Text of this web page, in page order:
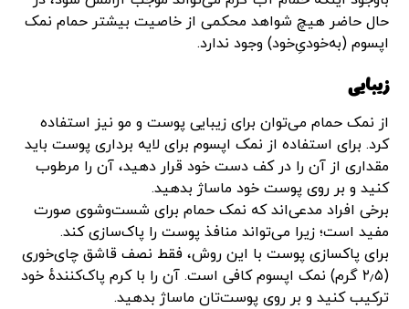
حال حاضر هیچ شواهد محکمی از خاصیت بیشتر حمام نمک
اپسوم (به‌خودیِ‌خود) وجود ندارد.
زیبایی
از نمک حمام می‌توان برای زیبایی پوست و مو نیز استفاده
کرد. برای استفاده از نمک اپسوم برای لایه برداری پوست باید
مقداری از آن را در کف دست خود قرار دهید، آن را مرطوب
کنید و بر روی پوست خود ماساژ بدهید.
برخی افراد مدعی‌اند که نمک حمام برای شست‌وشوی صورت
مفید است؛ زیرا می‌تواند منافذ پوست را پاک‌سازی کند.
برای پاکسازی پوست با این روش، فقط نصف قاشق چای‌خوری
(۲٫۵ گرم) نمک اپسوم کافی است. آن را با کرم پاک‌کنندهٔ خود
ترکیب کنید و بر روی پوست‌تان ماساژ بدهید.